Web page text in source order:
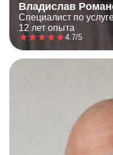
Владислав
Специалист по
12 лет опыта
4.7/5